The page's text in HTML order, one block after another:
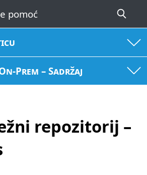
On-Prem – Sadržaj
repozitorij –